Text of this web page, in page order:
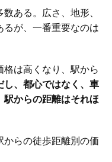
2,677万円 18.9%
1,848万円 26.4%
2,543万円 22.1%
1,792万円 12.0%
2,178万円 30.3%
ある。広さ、地形、
が、一番重要なのは
は高くなり、駅から
し、都心ではなく、車
駅からの距離はそれほ
らの徒歩距離別の価